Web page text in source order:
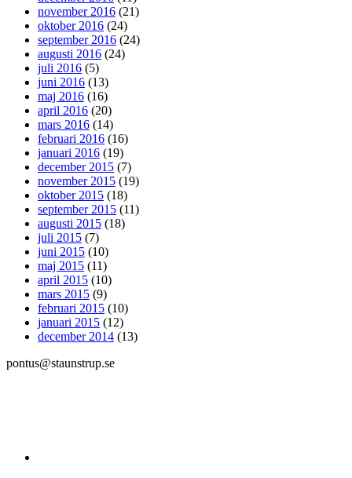
november 2016 (21)
oktober 2016 (24)
september 2016 (24)
augusti 2016 (24)
juli 2016 (5)
juni 2016 (13)
maj 2016 (16)
april 2016 (20)
mars 2016 (14)
februari 2016 (16)
januari 2016 (19)
december 2015 (7)
november 2015 (19)
oktober 2015 (18)
september 2015 (11)
augusti 2015 (18)
juli 2015 (7)
juni 2015 (10)
maj 2015 (11)
april 2015 (10)
mars 2015 (9)
februari 2015 (10)
januari 2015 (12)
december 2014 (13)
pontus@staunstrup.se